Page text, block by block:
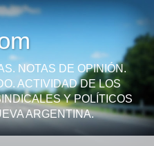
NOTAS DE OPINIÓN.
ACTIVIDAD DE LOS
Y POLÍTICOS
ARGENTINA.